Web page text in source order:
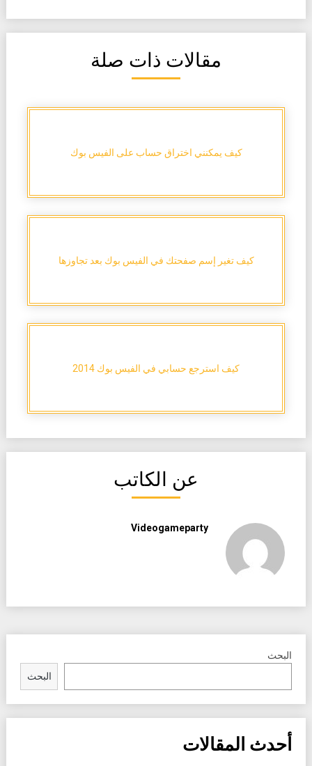
مقالات ذات صلة
كيف يمكنني اختراق حساب على الفيس بوك
كيف تغير إسم صفحتك في الفيس بوك بعد تجاوزها
كيف استرجع حسابي في الفيس بوك 2014
عن الكاتب
Videogameparty
البحث
البحث
أحدث المقالات